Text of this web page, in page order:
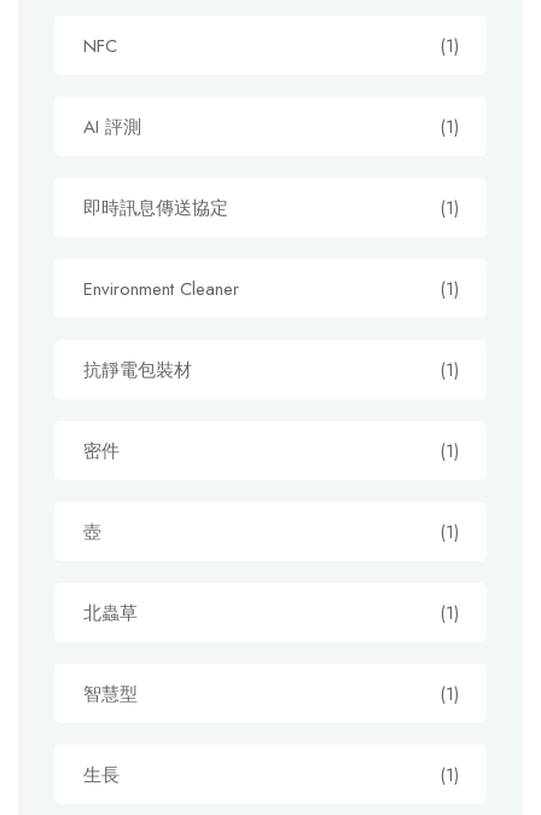
NFC (1)
AI 評測 (1)
即時訊息傳送協定 (1)
Environment Cleaner (1)
抗靜電包裝材 (1)
密件 (1)
壺 (1)
北蟲草 (1)
智慧型 (1)
生長 (1)